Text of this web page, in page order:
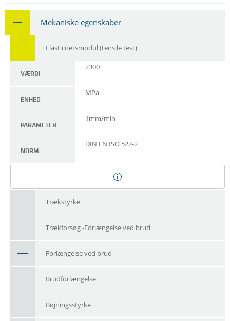
Mekaniske egenskaber
Elasticitetsmodul (tensile test)
VÆRDI
2300
ENHED
MPa
PARAMETER
1mm/min
NORM
DIN EN ISO 527-2
Trækstyrke
Trækforsøg -Forlængelse ved brud
Forlængelse ved brud
Brudforlængelse
Bøjningsstyrke